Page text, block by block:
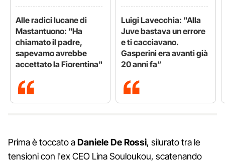
Alle radici lucane di
Mastantuono: "Ha
chiamato il padre,
sapevamo avrebbe
accettato la Fiorentina"
Luigi Lavecchia: "Alla
Juve bastava un errore
e ti cacciavano.
Gasperini era avanti già
20 anni fa”
Prima è toccato aDaniele De Rossi, silurato tra le
tensioni con l'ex CEO Lina Souloukou, scatenando